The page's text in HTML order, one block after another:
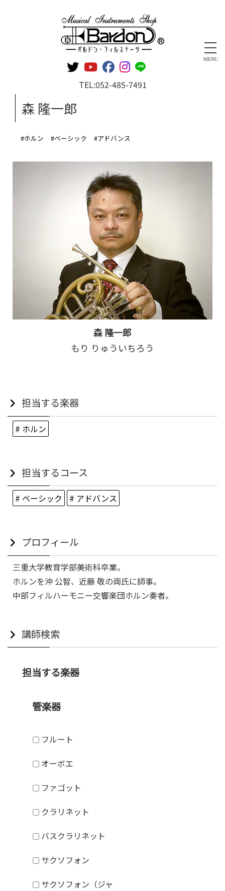
MENU
TEL:052-485-7491
森 隆一郎
#ホルン #ベーシック #アドバンス
森 隆一郎
もり りゅういちろう
担当する楽器
# ホルン
担当するコース
# ベーシック # アドバンス
プロフィール
三重大学教育学部美術科卒業。
ホルンを沖 公智、近藤 敬の両氏に師事。
中部フィルハーモニー交響楽団ホルン奏者。
講師検索
担当する楽器
管楽器
フルート
オーボエ
ファゴット
クラリネット
バスクラリネット
サクソフォン
サクソフォン（ジャ